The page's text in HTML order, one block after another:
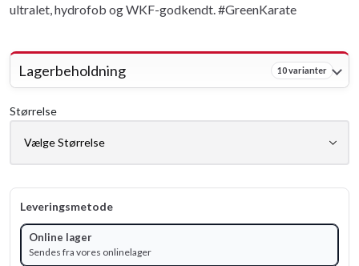
ultralet, hydrofob og WKF-godkendt. #GreenKarate
Lagerbeholdning 10 varianter
Størrelse
Leveringsmetode
Online lager
Sendes fra vores onlinelager